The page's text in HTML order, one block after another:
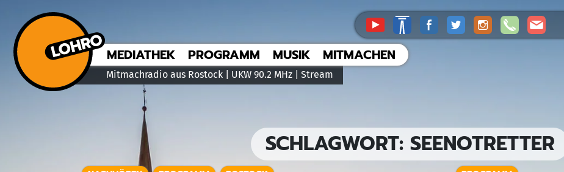
Mitmachradio aus Rostock | UKW 90.2 MHz | Stream
MEDIATHEK PROGRAMM MUSIK MITMACHEN
SCHLAGWORT: SEENOTRETTER